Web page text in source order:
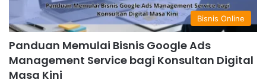
Bisnis Online
Panduan Memulai Bisnis Google Ads
Management Service bagi Konsultan Digital
Masa Kini